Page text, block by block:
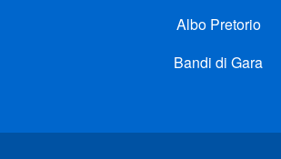
Albo Pretorio
Bandi di Gara